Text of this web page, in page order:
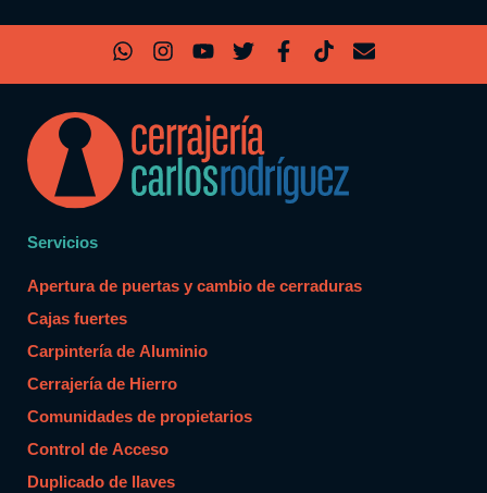
Servicios
Apertura de puertas y cambio de cerraduras
Cajas fuertes
Carpintería de Aluminio
Cerrajería de Hierro
Comunidades de propietarios
Control de Acceso
Duplicado de llaves